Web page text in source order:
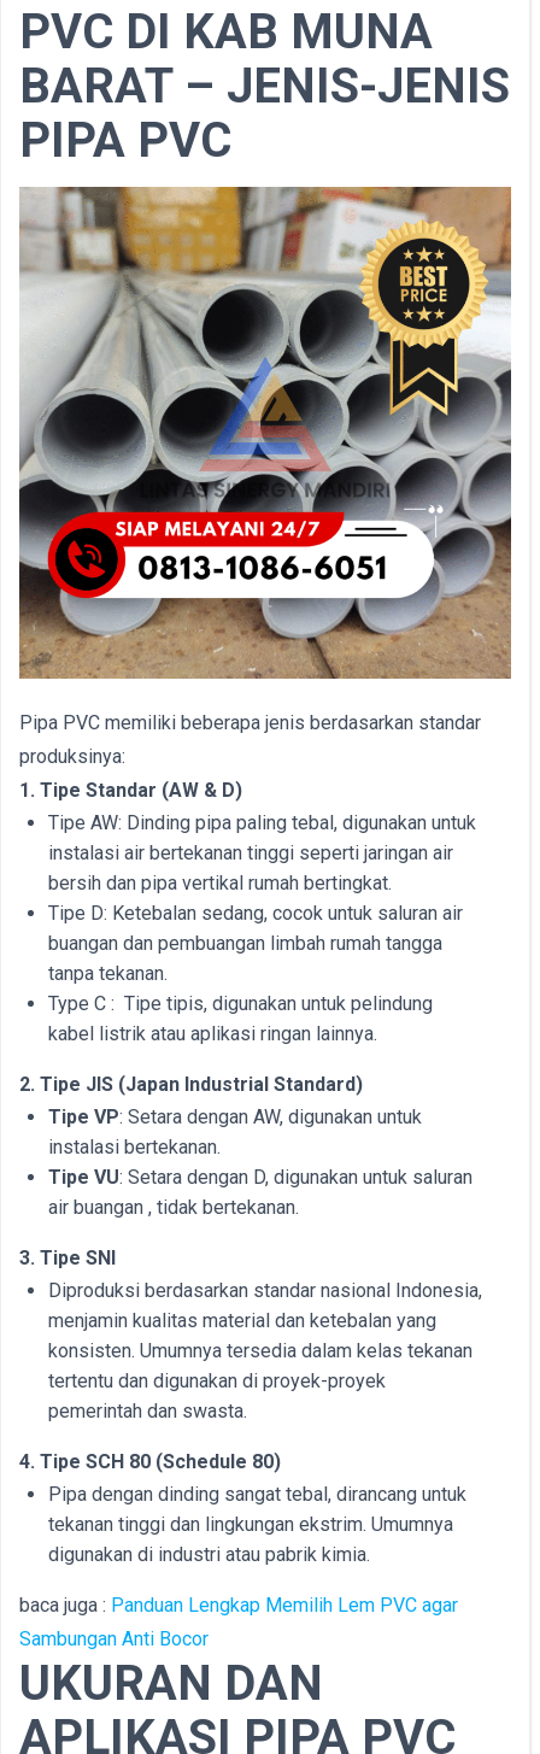
PVC DI KAB MUNA
BARAT – JENIS-JENIS
PIPA PVC
Pipa PVC memiliki beberapa jenis berdasarkan standar
produksinya:
1. Tipe Standar (AW & D)
Tipe AW: Dinding pipa paling tebal, digunakan untuk
instalasi air bertekanan tinggi seperti jaringan air
bersih dan pipa vertikal rumah bertingkat.
Tipe D: Ketebalan sedang, cocok untuk saluran air
buangan dan pembuangan limbah rumah tangga
tanpa tekanan.
Type C : Tipe tipis, digunakan untuk pelindung
kabel listrik atau aplikasi ringan lainnya.
2. Tipe JIS (Japan Industrial Standard)
Tipe VP: Setara dengan AW, digunakan untuk
instalasi bertekanan.
Tipe VU: Setara dengan D, digunakan untuk saluran
air buangan , tidak bertekanan.
3. Tipe SNI
Diproduksi berdasarkan standar nasional Indonesia,
menjamin kualitas material dan ketebalan yang
konsisten. Umumnya tersedia dalam kelas tekanan
tertentu dan digunakan di proyek-proyek
pemerintah dan swasta.
4. Tipe SCH 80 (Schedule 80)
Pipa dengan dinding sangat tebal, dirancang untuk
tekanan tinggi dan lingkungan ekstrim. Umumnya
digunakan di industri atau pabrik kimia.
baca juga : Panduan Lengkap Memilih Lem PVC agar
Sambungan Anti Bocor
UKURAN DAN
APLIKASI PIPA PVC